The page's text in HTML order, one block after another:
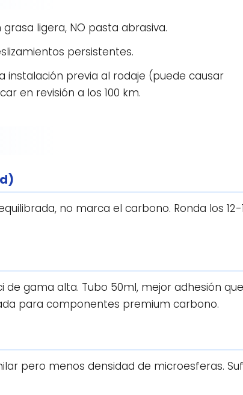
ligera, NO pasta abrasiva.
persistentes.
instalación previa al rodaje (puede causar
en revisión a los 100 km.
no marca el carbono. Ronda los 12-
gama alta. Tubo 50ml, mejor adhesión
para componentes premium carbono.
pero menos densidad de microesferas.